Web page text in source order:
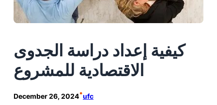
كيفية إعداد دراسة الجدوى
الاقتصادية للمشروع
December 26, 2024•ufc